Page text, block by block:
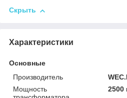
Скрыть
Характеристики
Основные
Производитель
Мощность
2500